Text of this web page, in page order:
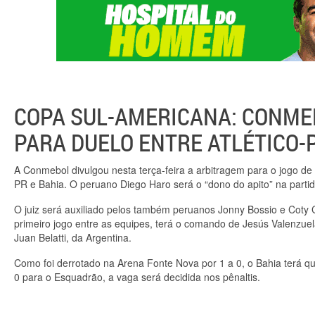
COPA SUL-AMERICANA:
PARA DUELO ENTRE
A Conmebol divulgou nesta terça-feira a arbitragem para o jogo
PR e Bahia. O peruano Diego Haro será o “dono do apito” na
O juiz será auxiliado pelos também peruanos Jonny Bossio e
primeiro jogo entre as equipes, terá o comando de Jesús
Juan Belatti, da Argentina.
Como foi derrotado na Arena Fonte Nova por 1 a 0, o Bahia terá
0 para o Esquadrão, a vaga será decidida nos pênaltis.